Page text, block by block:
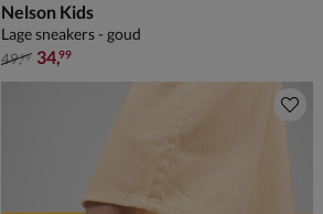
Nelson Kids
Lage sneakers - goud
van € 49,99 voor € 34,99
49,99 34,99